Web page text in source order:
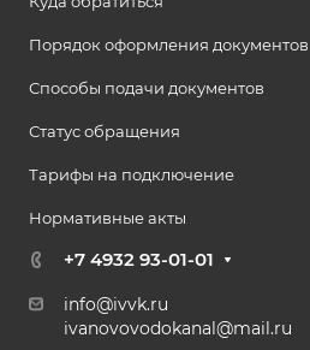
Порядок оформления документов
Способы подачи документов
Статус обращения
Тарифы на подключение
Нормативные акты
+7 4932 93-01-01
info@ivvk.ru
ivanovovodokanal@mail.ru